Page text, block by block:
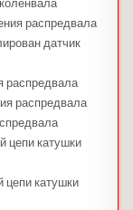
распредвала
датчик
распредвала
распредвала
цепи катушки
цепи катушки